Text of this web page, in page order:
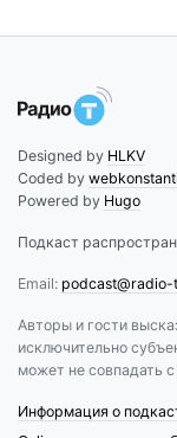
Designed by HLKV
Coded by
Powered by Hugo
Подкаст
Email: podcast@radio-
Авторы и гости
исключительно
может не совпадать
Информация о